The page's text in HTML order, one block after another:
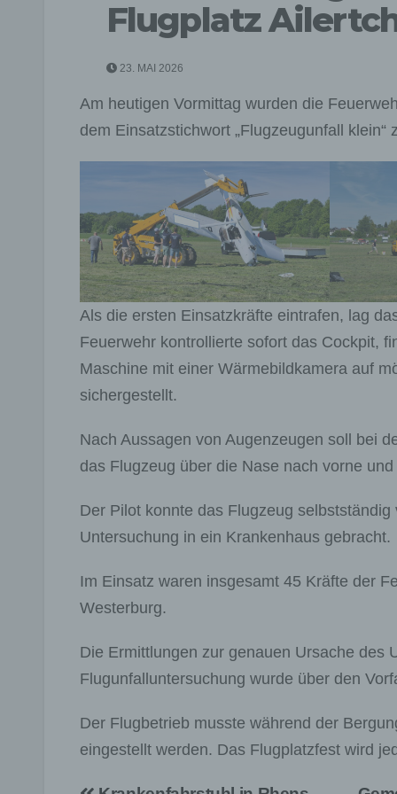
Flugplatz
23. MAI 2026
Am heutigen Vormittag wurden die
dem Einsatzstichwort „Flugzeugunfall
Als die ersten Einsatzkräfte eintrafen, lag
Feuerwehr kontrollierte sofort das Cockpit,
Maschine mit einer Wärmebildkamera auf
sichergestellt.
Nach Aussagen von Augenzeugen soll bei
das Flugzeug über die Nase nach vorne
Der Pilot konnte das Flugzeug
Untersuchung in ein Krankenhaus gebracht.
Im Einsatz waren insgesamt 45 Kräfte der
Westerburg.
Die Ermittlungen zur genauen Ursache des
Flugunfalluntersuchung wurde über den
Der Flugbetrieb musste während der
eingestellt werden. Das Flugplatzfest wird